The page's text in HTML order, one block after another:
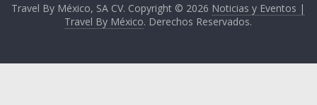
Travel By México, SA CV. Copyright © 2026 Noticias y Eventos |
Travel By México. Derechos Reservados.